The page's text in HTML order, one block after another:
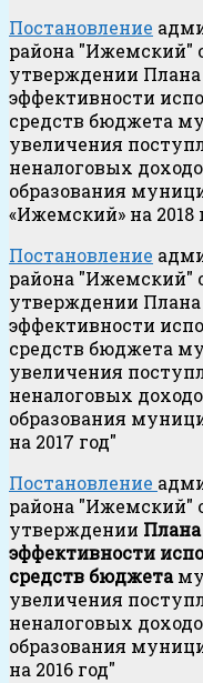
Постановление
района "Ижемский"
утверждении
эффективности
средств бюджета
увеличения
неналоговых
образования
«Ижемский» на 2018
Постановление
района "Ижемский"
утверждении
эффективности
средств бюджета
увеличения
неналоговых
образования
на 2017 год"
Постановление
района "Ижемский"
утверждении
эффективности
средств бюджета
увеличения
неналоговых
образования
на 2016 год"